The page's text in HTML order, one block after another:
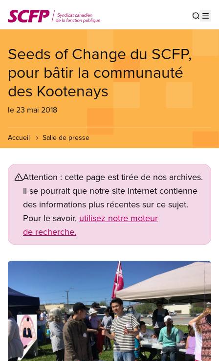
au
contenu
Seeds of Change du SCFP,
pour bâtir la communauté
des Kootenays
le 23 mai 2018
Accueil Salle de presse
Attention : cette page est tirée de nos archives.
Il se pourrait que notre site Internet contienne
des informations plus récentes sur ce sujet.
Pour le savoir, utilisez notre moteur
de recherche.
Image